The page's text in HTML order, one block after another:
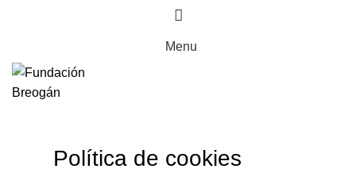
Menu
Política de cookies